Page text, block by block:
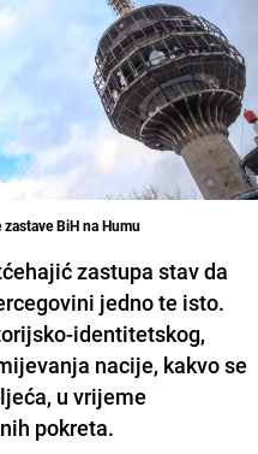
BiH na Humu
zastupa stav da
jedno te isto.
identitetskog,
nacije, kakvo se
u vrijeme
pokreta.